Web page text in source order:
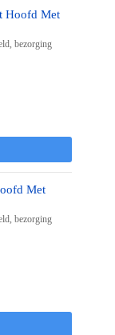
Hoofd Met
bezorging
Met
bezorging